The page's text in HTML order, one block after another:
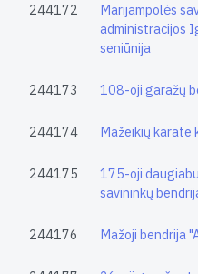
244172
Marijampolės
administracijos
seniūnija
244173 108-oji garažų
244174 Mažeikių karate
244175
175-oji
savininkų
244176 Mažoji bendrija